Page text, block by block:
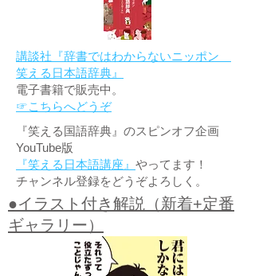
講談社『辞書ではわからないニッポン
笑える日本語辞典』
電子書籍で販売中。
☞こちらへどうぞ
『笑える国語辞典』のスピンオフ企画
YouTube版
『笑える日本語講座』 やってます！
チャンネル登録をどうぞよろしく。
●イラスト付き解説（新着+定番
ギャラリー）